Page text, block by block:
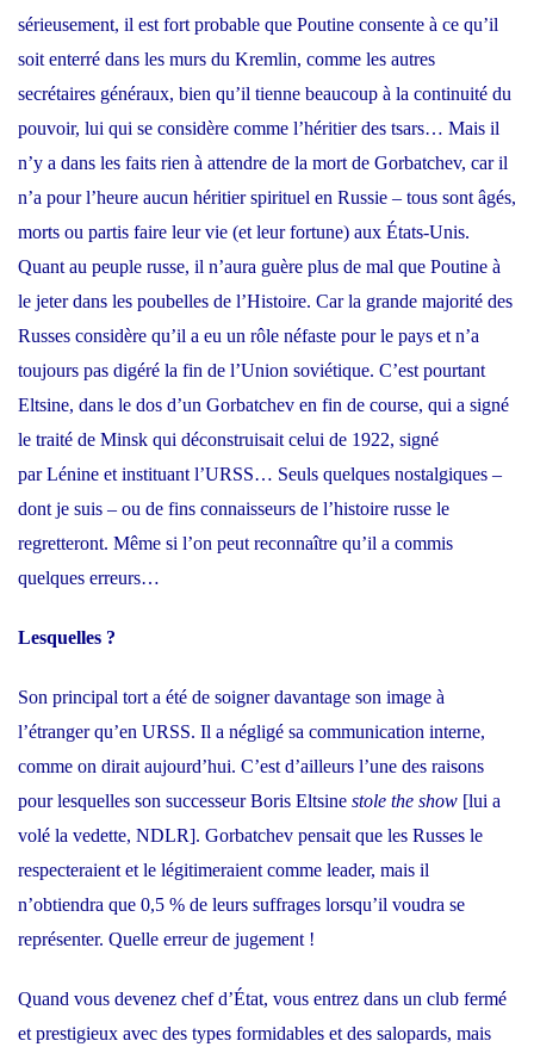
sérieusement, il est fort probable que Poutine consente à ce qu’il
soit enterré dans les murs du Kremlin, comme les autres
secrétaires généraux, bien qu’il tienne beaucoup à la continuité du
pouvoir, lui qui se considère comme l’héritier des tsars… Mais il
n’y a dans les faits rien à attendre de la mort de Gorbatchev, car il
n’a pour l’heure aucun héritier spirituel en Russie – tous sont âgés,
morts ou partis faire leur vie (et leur fortune) aux États-Unis.
Quant au peuple russe, il n’aura guère plus de mal que Poutine à
le jeter dans les poubelles de l’Histoire. Car la grande majorité des
Russes considère qu’il a eu un rôle néfaste pour le pays et n’a
toujours pas digéré la fin de l’Union soviétique. C’est pourtant
Eltsine, dans le dos d’un Gorbatchev en fin de course, qui a signé
le traité de Minsk qui déconstruisait celui de 1922, signé
parLénine et instituant l’URSS… Seuls quelques nostalgiques –
dont je suis – ou de fins connaisseurs de l’histoire russe le
regretteront. Même si l’on peut reconnaître qu’il a commis
quelques erreurs…
Lesquelles ?
Son principal tort a été de soigner davantage son image à
l’étranger qu’en URSS. Il a négligé sa communication interne,
comme on dirait aujourd’hui. C’est d’ailleurs l’une des raisons
pour lesquelles son successeur Boris Eltsine stole the show [lui a
volé la vedette, NDLR]. Gorbatchev pensait que les Russes le
respecteraient et le légitimeraient comme leader, mais il
n’obtiendra que 0,5 % de leurs suffrages lorsqu’il voudra se
représenter. Quelle erreur de jugement !
Quand vous devenez chef d’État, vous entrez dans un club fermé
et prestigieux avec des types formidables et des salopards, mais